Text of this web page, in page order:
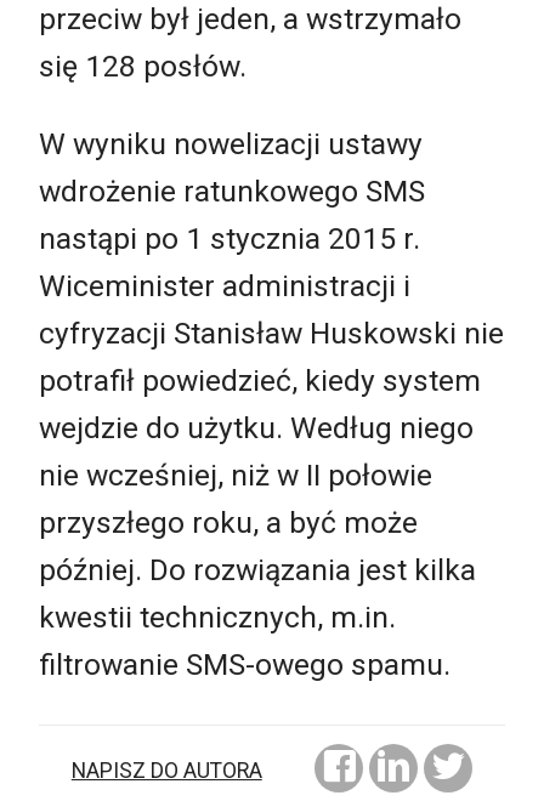
przeciw był jeden, a wstrzymało
się 128 posłów.
W wyniku nowelizacji ustawy
wdrożenie ratunkowego SMS
nastąpi po 1 stycznia 2015 r.
Wiceminister administracji i
cyfryzacji Stanisław Huskowski nie
potrafił powiedzieć, kiedy system
wejdzie do użytku. Według niego
nie wcześniej, niż w II połowie
przyszłego roku, a być może
później. Do rozwiązania jest kilka
kwestii technicznych, m.in.
filtrowanie SMS-owego spamu.
NAPISZ DO AUTORA